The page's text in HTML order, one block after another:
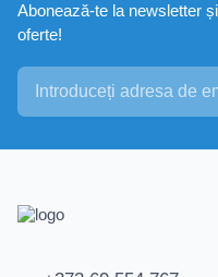
Abonează-te la newsletter
oferte!